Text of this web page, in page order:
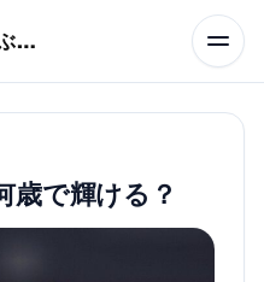
発表会で輝く！基礎から学ぶバレエ術
歳で輝ける？